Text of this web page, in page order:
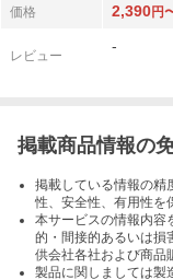
価格 2,390円
レビュー
-
掲載商品情報の
掲載している情報の精
性、安全性、有用性を
本サービスの情報内容
的・間接的あるいは損
供会社各社および商品
製品に関しましては製